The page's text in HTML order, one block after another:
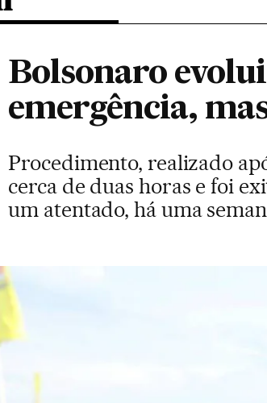
Bolsonaro
emergência,
Procedimento, realizado
cerca de duas horas e foi
um atentado, há uma